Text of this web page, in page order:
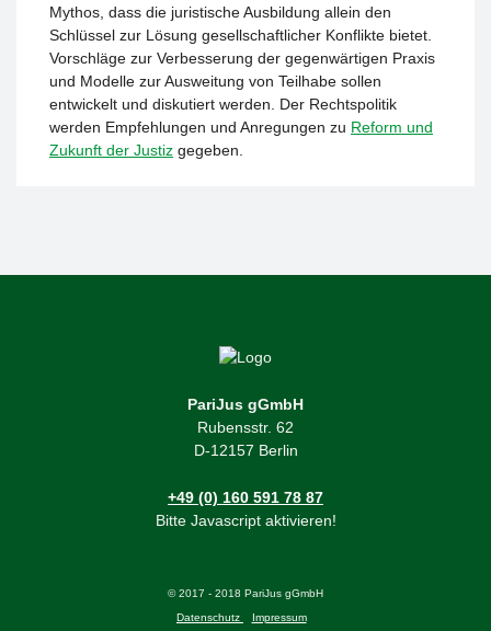
Mythos, dass die juristische Ausbildung allein den
Schlüssel zur Lösung gesellschaftlicher Konflikte bietet.
Vorschläge zur Verbesserung der gegenwärtigen Praxis
und Modelle zur Ausweitung von Teilhabe sollen
entwickelt und diskutiert werden. Der Rechtspolitik
werden Empfehlungen und Anregungen zu Reform und
Zukunft der Justiz gegeben.
PariJus gGmbH
Rubensstr. 62
D-12157 Berlin
+49 (0) 160 591 78 87
Bitte Javascript aktivieren!
© 2017 - 2018 PariJus gGmbH
Datenschutz
Impressum